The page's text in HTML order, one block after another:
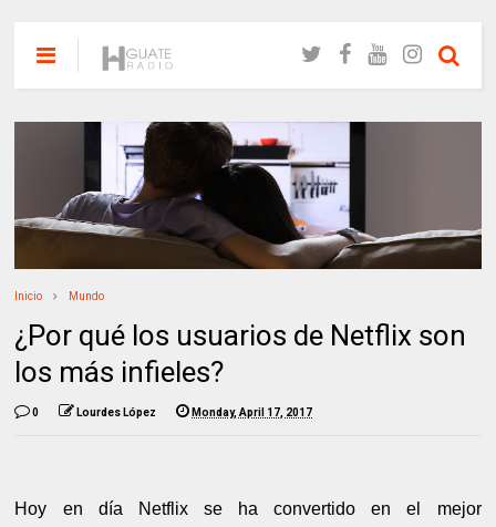
Inicio Mundo
¿Por qué los usuarios de Netflix son
los más infieles?
0 Lourdes López Monday, April 17, 2017
Hoy en día Netflix se ha convertido en el mejor